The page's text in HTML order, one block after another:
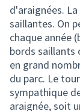
d'araignées.
saillantes. On
chaque année
bords saillants
en grand
du parc. Le
sympathique
araignée, soit